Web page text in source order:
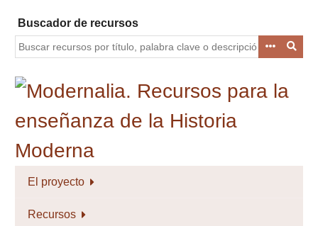
contenido
principal
Buscador de recursos
El proyecto
Recursos